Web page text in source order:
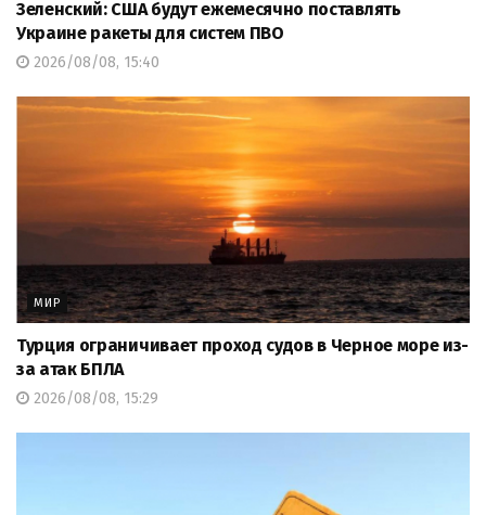
Зеленский: США будут ежемесячно поставлять
Украине ракеты для систем ПВО
2026/08/08, 15:40
МИР
Турция ограничивает проход судов в Черное море из-
за атак БПЛА
2026/08/08, 15:29